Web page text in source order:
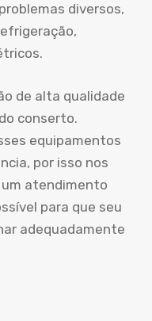
diversos,
de alta qualidade
conserto.
equipamentos
por isso nos
atendimento
para que seu
adequadamente